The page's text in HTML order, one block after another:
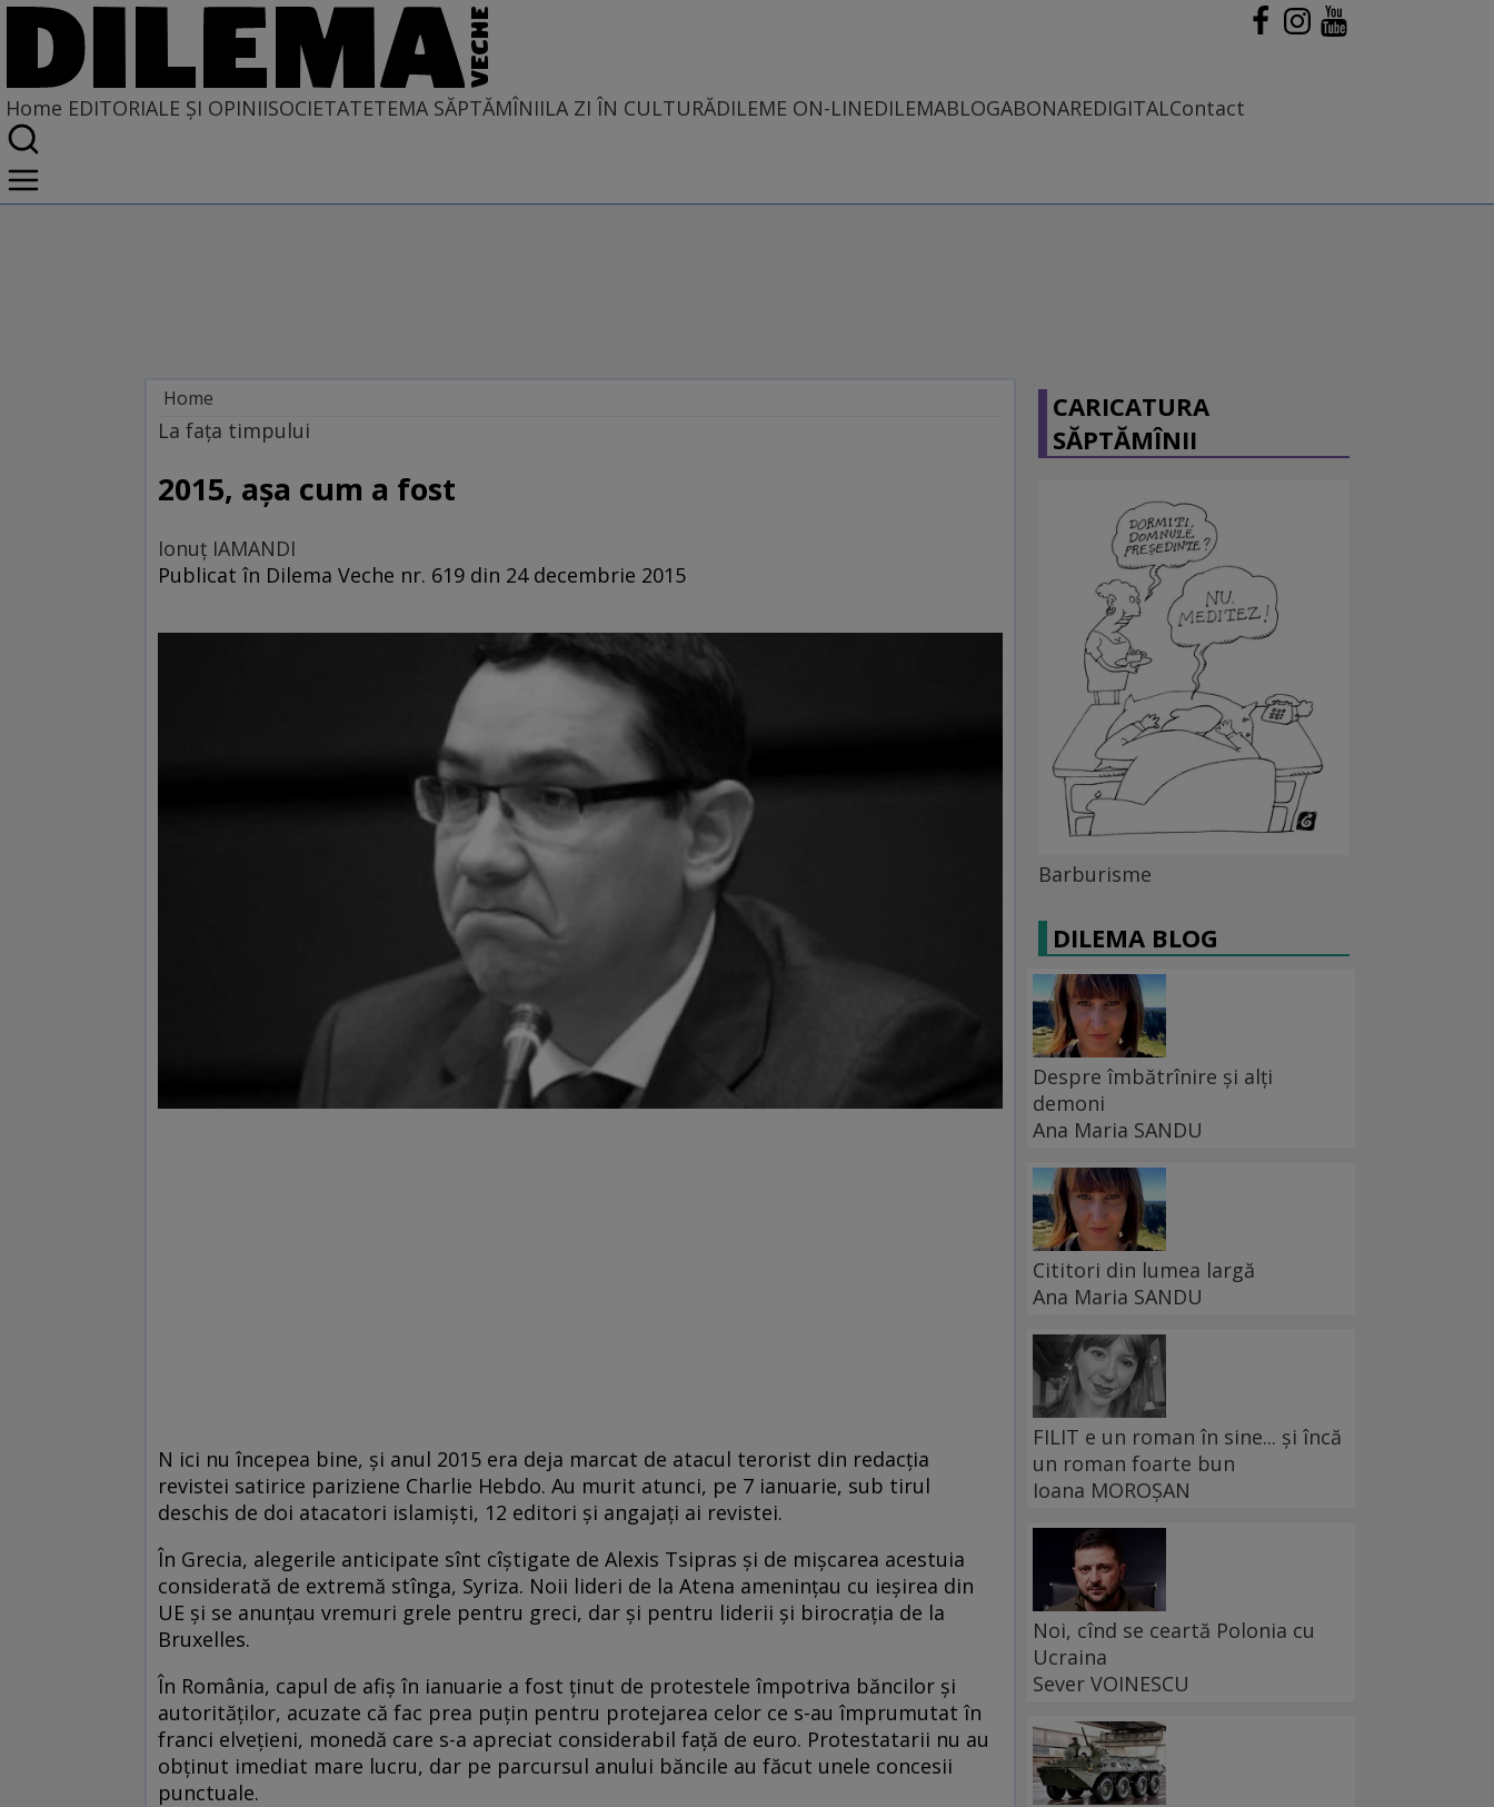
Home EDITORIALE ȘI OPINIISOCIETATETEMA SĂPTĂMÎNIILA ZI ÎN CULTURĂDILEME ON-LINEDILEMABLOGABONAREDIGITALContact
Home
EDITORIALE ȘI OPINII
TÎLC SHOW
La faţa timpului
2015, aşa cum a fost
Ionuţ IAMANDI
Publicat în Dilema Veche nr. 619 din 24 decembrie 2015
N ici nu începea bine, şi anul 2015 era deja marcat de atacul terorist din redacţia
revistei satirice pariziene Charlie Hebdo. Au murit atunci, pe 7 ianuarie, sub tirul
deschis de doi atacatori islamişti, 12 editori şi angajaţi ai revistei.
În Grecia, alegerile anticipate sînt cîştigate de Alexis Tsipras şi de mişcarea acestuia
considerată de extremă stînga, Syriza. Noii lideri de la Atena ameninţau cu ieşirea din
UE şi se anunţau vremuri grele pentru greci, dar şi pentru liderii şi birocraţia de la
Bruxelles.
În România, capul de afiş în ianuarie a fost ţinut de protestele împotriva băncilor şi
autorităţilor, acuzate că fac prea puţin pentru protejarea celor ce s-au împrumutat în
franci elveţieni, monedă care s-a apreciat considerabil faţă de euro. Protestatarii nu au
obţinut imediat mare lucru, dar pe parcursul anului băncile au făcut unele concesii
punctuale.
CARICATURA
SĂPTĂMÎNII
Barburisme
DILEMA BLOG
Despre îmbătrînire și alți
demoni
Ana Maria SANDU
Cititori din lumea largă
Ana Maria SANDU
FILIT e un roman în sine... și încă
un roman foarte bun
Ioana MOROȘAN
Noi, cînd se ceartă Polonia cu
Ucraina
Sever VOINESCU